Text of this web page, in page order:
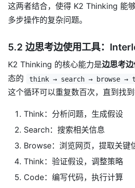
这两者结合，使得 K2 Thinking 能
多步操作的复杂问题。
5.2 边思考边使用工具：
K2 Thinking 的核心能力是边思考
态的
think → search → browse →
这个循环可以重复数百次，直到找到
Think：分析问题，生成假设
Search：搜索相关信息
Browse：浏览网页，提取关键
Think：验证假设，调整策略
Code：编写代码，执行计算